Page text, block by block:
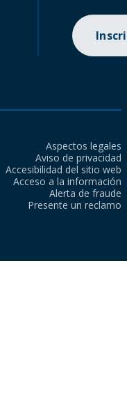
Aspectos legales
Aviso de privacidad
Accesibilidad del sitio web
Acceso a la información
Alerta de fraude
Presente un reclamo